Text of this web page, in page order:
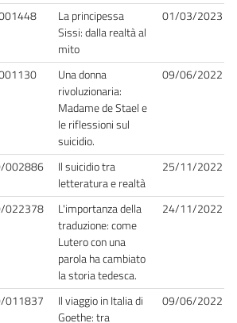
La principessa
Sissi: dalla realtà al
mito
01/03/2023
Una donna
rivoluzionaria:
Madame de Stael e
le riflessioni sul
suicidio.
09/06/2022
002886
Il suicidio tra
letteratura e realtà
25/11/2022
022378
L'importanza della
traduzione: come
Lutero con una
parola ha cambiato
la storia tedesca.
24/11/2022
011837
Il viaggio in Italia di
Goethe: tra
09/06/2022